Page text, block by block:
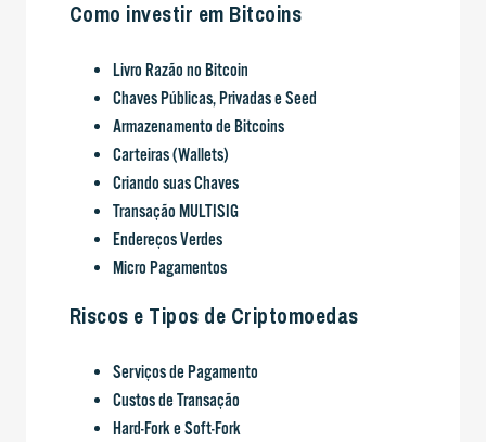
Como investir em Bitcoins
Livro Razão no Bitcoin
Chaves Públicas, Privadas e Seed
Armazenamento de Bitcoins
Carteiras (Wallets)
Criando suas Chaves
Transação MULTISIG
Endereços Verdes
Micro Pagamentos
Riscos e Tipos de Criptomoedas
Serviços de Pagamento
Custos de Transação
Hard-Fork e Soft-Fork